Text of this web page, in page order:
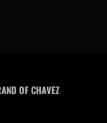
OF CHAVEZ